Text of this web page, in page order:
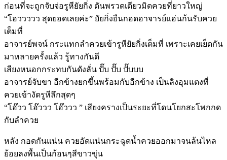
ก่อนที่จะถูกจับจ่อรูหียัยกิ่ง ดันพรวดเดียวมิดควยที่ยาวใหญ่
“โอววววว สุดยอดเลยค่ะ” ยัยกิ่งยืนกอดอาจารย์แอ่นก้นรับควย
เต็มที่
อาจารย์พจน์ กระแทกลำควยเข้ารูหียัยกิ่งเต็มที่ เพราะเคยเย็ดกัน
มาหลายครั้งแล้ว รู้ทางกันดี
เสียงหนอกกระทบกันดังลั่น ปั๊บ ปั๊บ ปั๊บบบ
อาจารย์จับขา อีกข้างยกขึ้นพร้อมกับอีกข้าง เป็นลิงอุมแตงที่
ควยเข้างัดรูหีลึกสุดๆ
“โอ๊วว โอ๊ววว โอ๊ววว ” เสียงครางเป็นระยะที่โดนโยกสะโพกกด
กับลำควย
หลัง กอดกันแน่น ควยอัดแน่นกระฉูดน้ำควยออกมาจนล้นไหล
ย้อยลงพื้นเป็นก้อนๆสีขาวขุ่น